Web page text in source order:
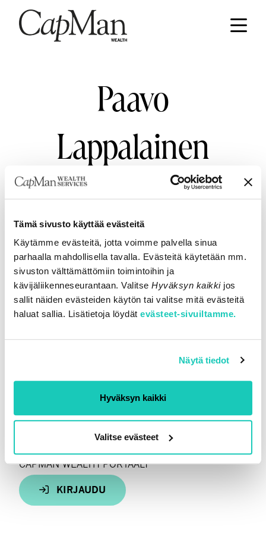
Tämä sivusto käyttää evästeitä
Käytämme evästeitä, jotta voimme palvella sinua
parhaalla mahdollisella tavalla. Evästeitä käytetään mm.
sivuston välttämättömiin toimintoihin ja
kävijäliikenneseurantaan. Valitse Hyväksyn kaikki jos
sallit näiden evästeiden käytön tai valitse mitä evästeitä
haluat sallia. Lisätietoja löydät evästeet-sivuiltamme.
Näytä tiedot
Hyväksyn kaikki
Valitse evästeet
sisältöön
Paavo
Lappalainen
YHTEYSTIEDOT
CapMan Wealth
Ludviginkatu 6, 00130 Helsinki
Y-tunnus: 2467114-0
LEI-numero: 743700V4PNGB51ZQOR76
Tietoa sijoittajille
LinkedIn
CAPMAN WEALTH PORTAALI
KIRJAUDU